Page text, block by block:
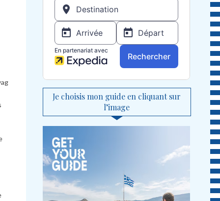
Je choisis mon guide en cliquant sur
l’image